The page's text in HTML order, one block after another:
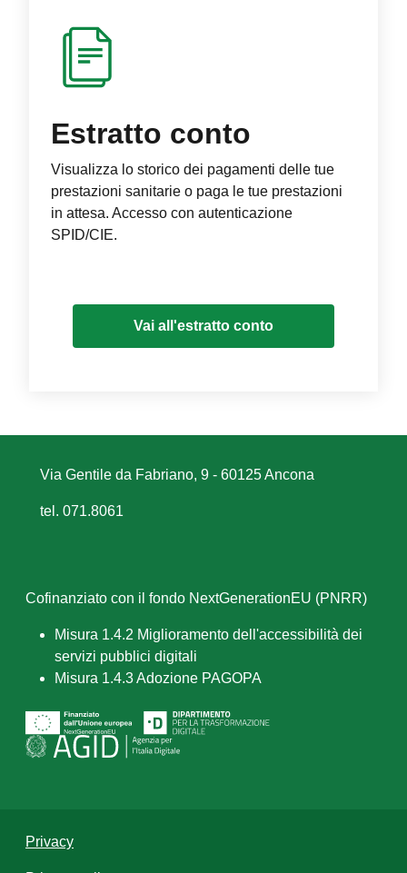
Estratto conto
Visualizza lo storico dei pagamenti delle tue
prestazioni sanitarie o paga le tue prestazioni
in attesa. Accesso con autenticazione
SPID/CIE.
Vai all'estratto conto
Via Gentile da Fabriano, 9 - 60125 Ancona
tel. 071.8061
Cofinanziato con il fondo NextGenerationEU (PNRR)
Misura 1.4.2 Miglioramento dell'accessibilità dei
servizi pubblici digitali
Misura 1.4.3 Adozione PAGOPA
Privacy